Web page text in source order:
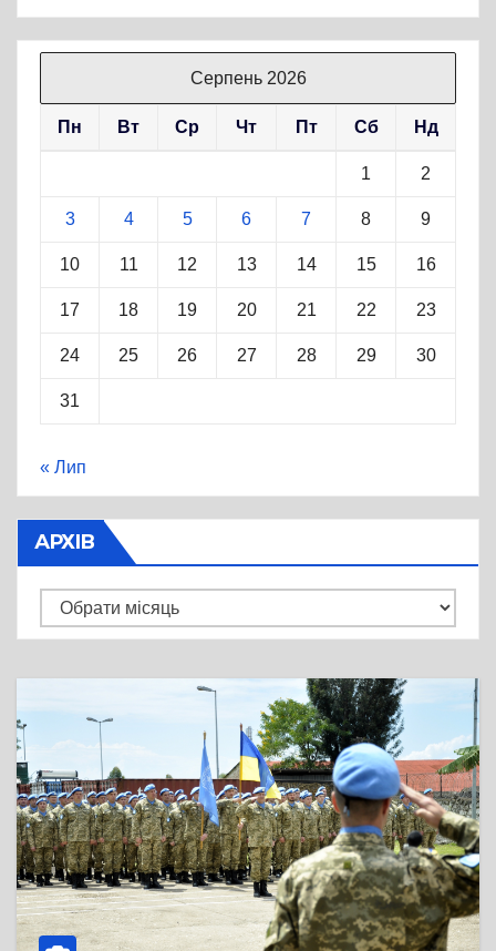
Серпень 2026
Пн Вт Ср Чт Пт Сб Нд
1 2
3 4 5 6 7 8 9
10 11 12 13 14 15 16
17 18 19 20 21 22 23
24 25 26 27 28 29 30
31
« Лип
АРХІВ
Архів